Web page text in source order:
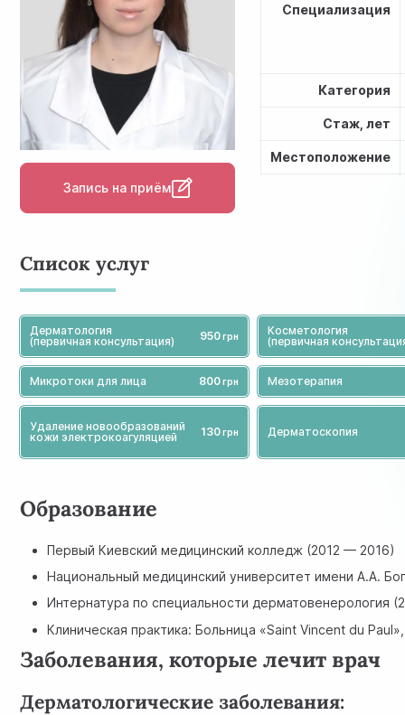
Запись на приём
Специализация
Категория
Стаж, лет
Местоположение
Список услуг
Дерматология
(первичная консультация)
950
Косметология
(первичная
Микротоки для лица 800 Мезотерапия
Удаление новообразований
кожи электрокоагуляцией
130 Дерматоскопия
Образование
Первый Киевский медицинский колледж (2012 — 2016)
Национальный медицинский университет имени А.А.
Интернатура по специальности дерматовенерология
Клиническая практика: Больница «Saint Vincent du
Заболевания, которые лечит врач
Дерматологические заболевания: